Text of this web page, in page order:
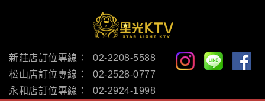
新莊店訂位專線：
02-2208-5588
松山店訂位專線：
02-2528-0777
永和店訂位專線：
02-2924-1998